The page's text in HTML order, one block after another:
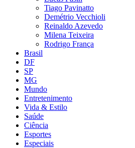
Tiago Pavinatto
Demétrio Vecchioli
Reinaldo Azevedo
Milena Teixeira
Rodrigo França
Brasil
DF
SP
MG
Mundo
Entretenimento
Vida & Estilo
Saúde
Ciência
Esportes
Especiais